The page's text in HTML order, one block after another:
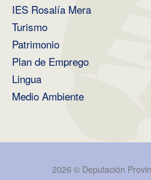
IES Rosalía Mera
Turismo
Patrimonio
Plan de Emprego
Lingua
Medio Ambiente
2026 © Deputación